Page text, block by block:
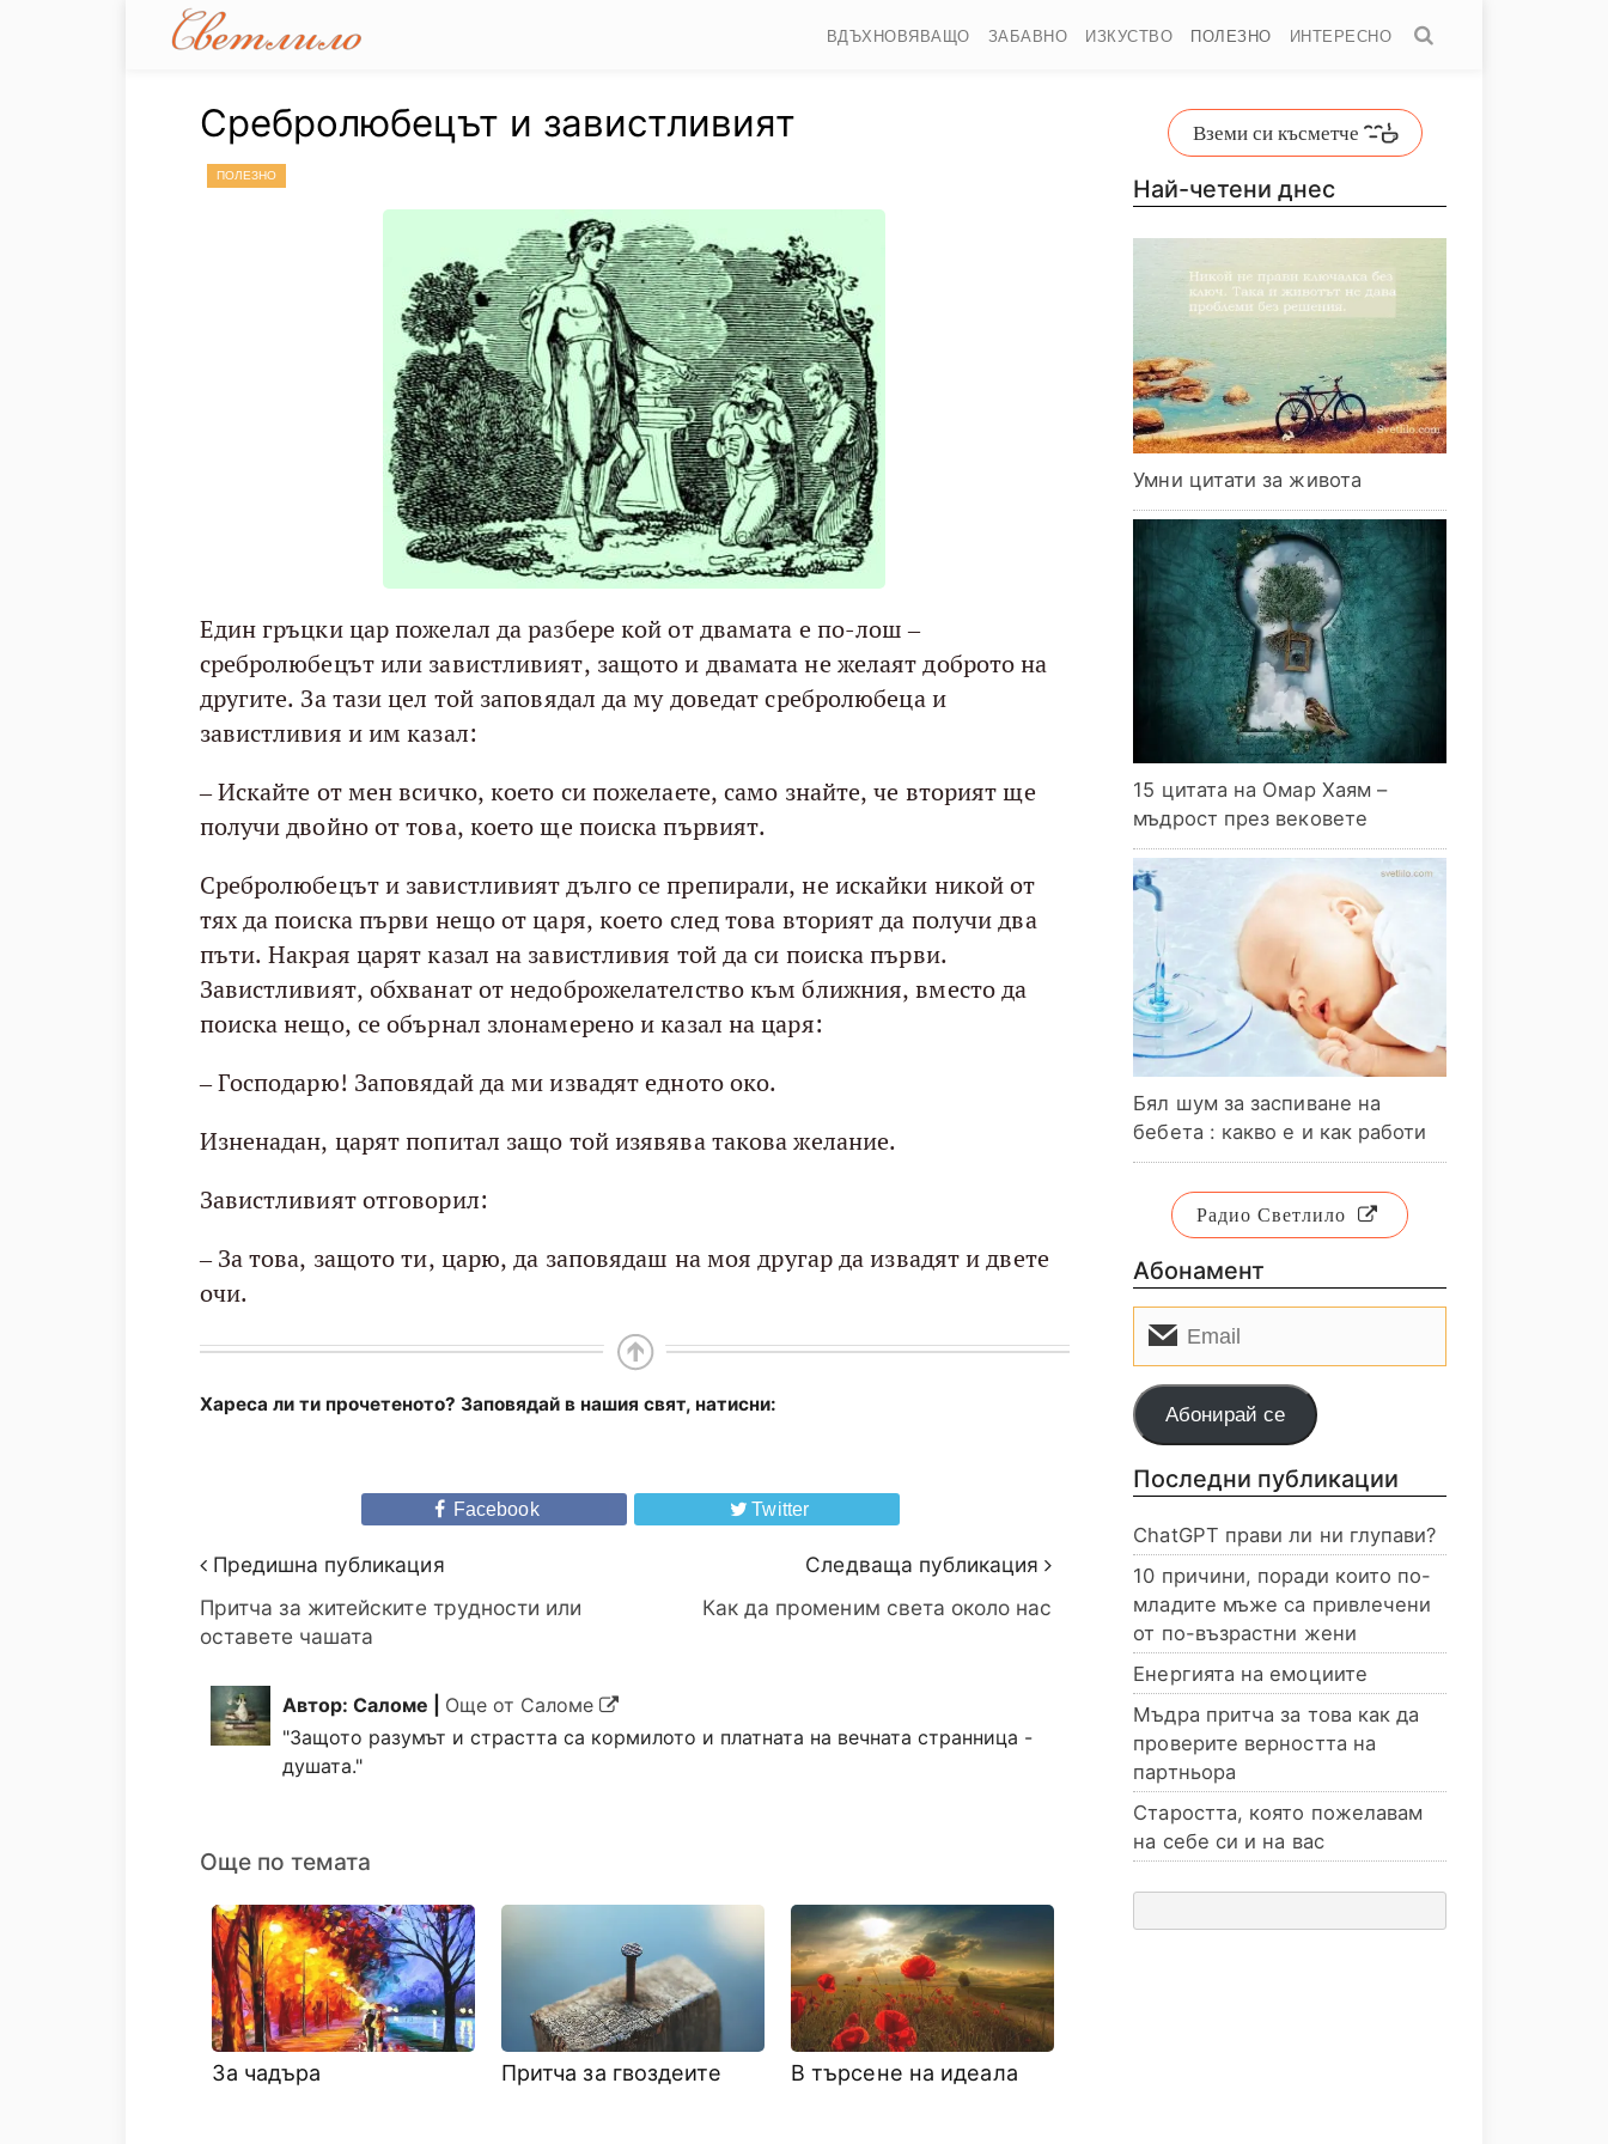
ВДЪХНОВЯВАЩО ЗАБАВНО ИЗКУСТВО ПОЛЕЗНО ИНТЕРЕСНО
Сребролюбецът и завистливият
ПОЛЕЗНО
Един гръцки цар пожелал да разбере кой от двамата е по-лош –
сребролюбецът или завистливият, защото и двамата не желаят доброто на
другите. За тази цел той заповядал да му доведат сребролюбеца и
завистливия и им казал:
– Искайте от мен всичко, което си пожелаете, само знайте, че вторият ще
получи двойно от това, което ще поиска първият.
Сребролюбецът и завистливият дълго се препирали, не искайки никой от
тях да поиска първи нещо от царя, което след това вторият да получи два
пъти. Накрая царят казал на завистливия той да си поиска първи.
Завистливият, обхванат от недоброжелателство към ближния, вместо да
поиска нещо, се обърнал злонамерено и казал на царя:
– Господарю! Заповядай да ми извадят едното око.
Изненадан, царят попитал защо той изявява такова желание.
Завистливият отговорил:
– За това, защото ти, царю, да заповядаш на моя другар да извадят и двете
очи.
Хареса ли ти прочетеното? Заповядай в нашия свят, натисни:
Facebook Twitter
Предишна публикация
Притча за житейските трудности или
оставете чашата
Следваща публикация
Как да променим света около нас
Автор: Саломе | Още от Саломе
"Защото разумът и страстта са кормилото и платната на вечната странница -
душата."
Още по темата
За чадъра Притча за гвоздеите В търсене на идеала
Вземи си късметче
Най-четени днес
Умни цитати за живота
15 цитата на Омар Хаям –
мъдрост през вековете
Бял шум за заспиване на
бебета : какво е и как работи
Радио Светлило
Абонамент
Абонирай се
Последни публикации
ChatGPT прави ли ни глупави?
10 причини, поради които по-
младите мъже са привлечени
от по-възрастни жени
Енергията на емоциите
Мъдра притча за това как да
проверите верността на
партньора
Старостта, която пожелавам
на себе си и на вас